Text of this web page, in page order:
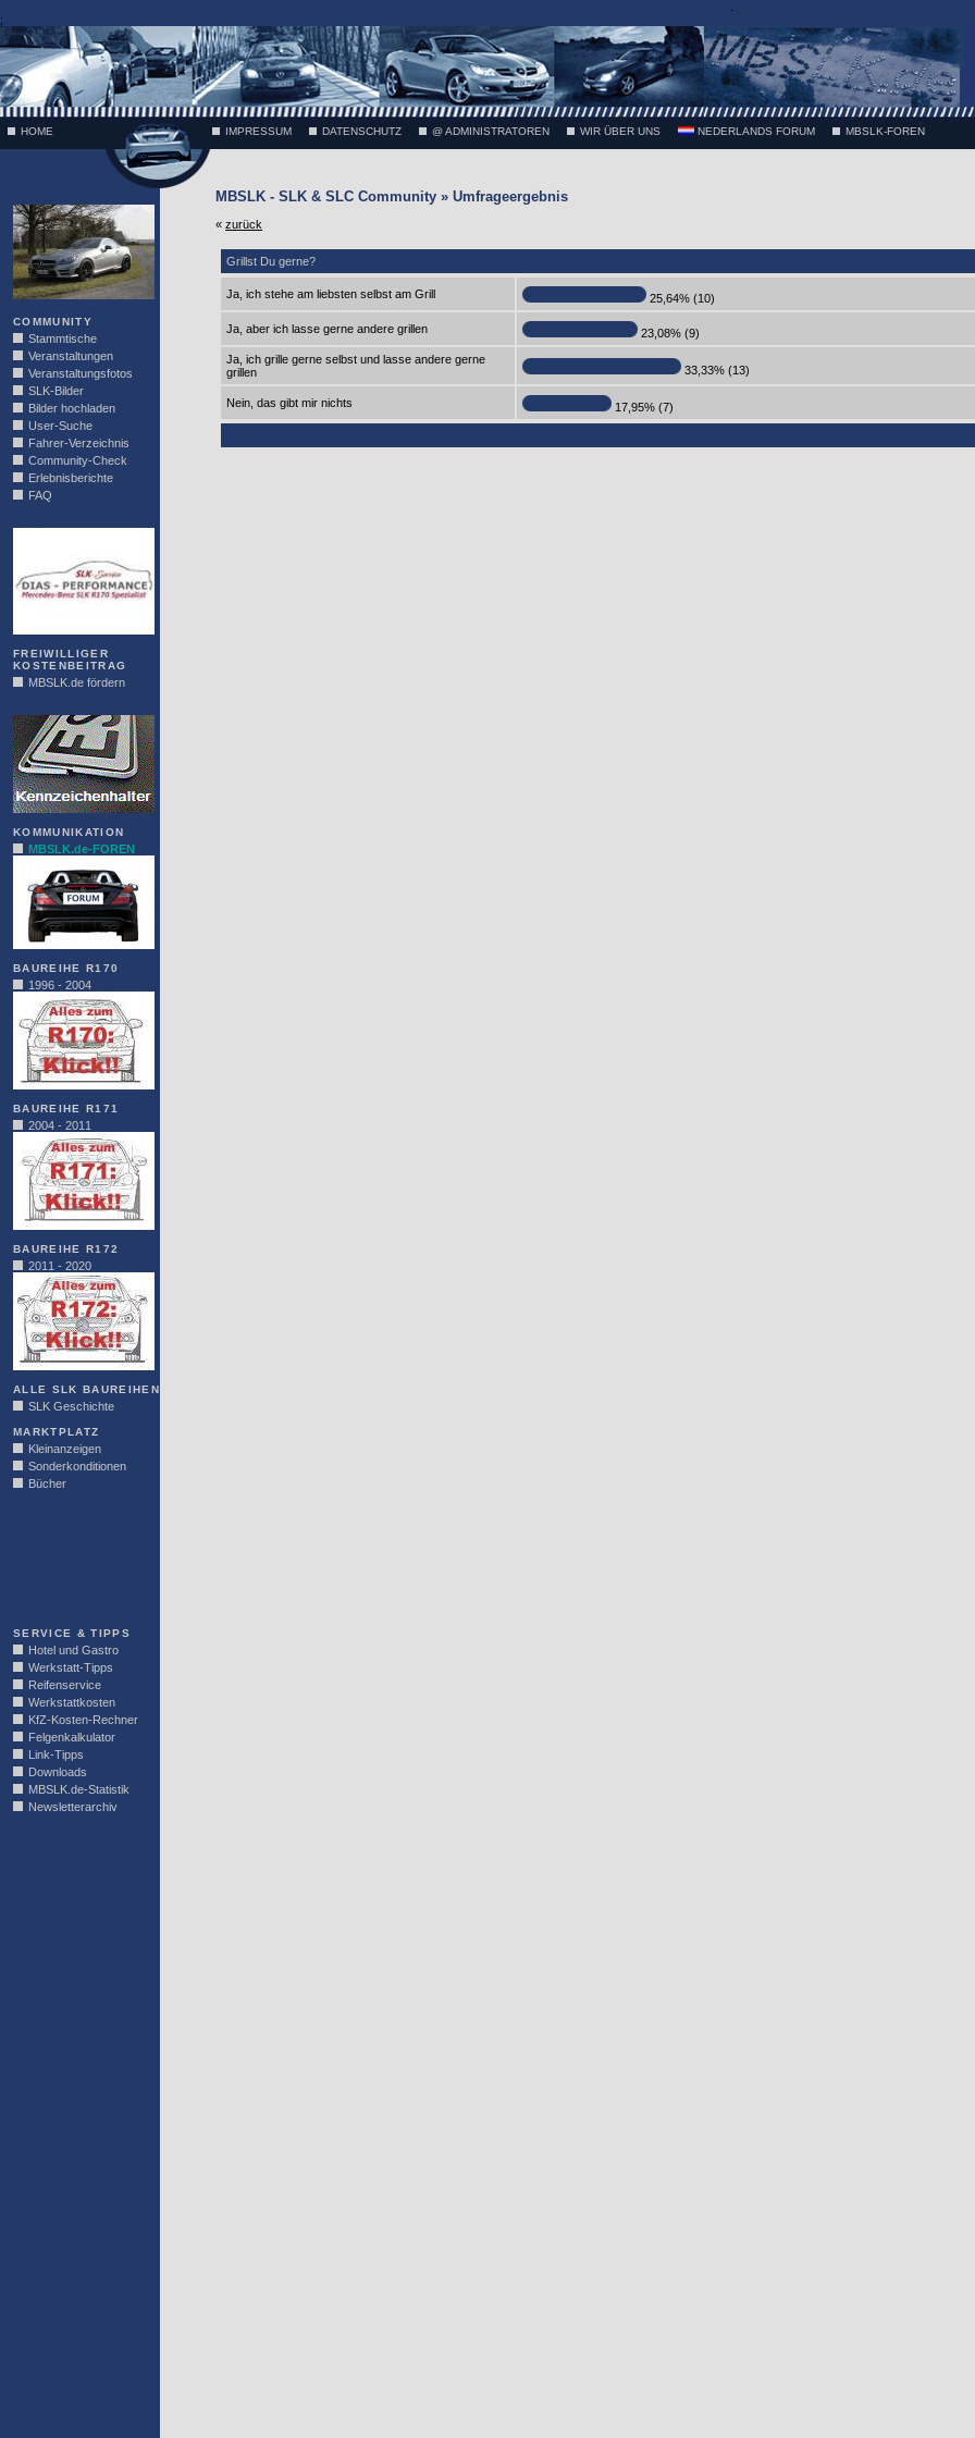
;
HOME IMPRESSUM DATENSCHUTZ @ ADMINISTRATOREN WIR ÜBER UNS NEDERLANDS FORUM MBSLK-FOREN
COMMUNITY
Stammtische
Veranstaltungen
Veranstaltungsfotos
SLK-Bilder
Bilder hochladen
User-Suche
Fahrer-Verzeichnis
Community-Check
Erlebnisberichte
FAQ
FREIWILLIGER
KOSTENBEITRAG
MBSLK.de fördern
KOMMUNIKATION
MBSLK.de-FOREN
BAUREIHE R170
1996 - 2004
BAUREIHE R171
2004 - 2011
BAUREIHE R172
2011 - 2020
ALLE SLK BAUREIHEN
SLK Geschichte
MARKTPLATZ
Kleinanzeigen
Sonderkonditionen
Bücher
SERVICE & TIPPS
Hotel und Gastro
Werkstatt-Tipps
Reifenservice
Werkstattkosten
KfZ-Kosten-Rechner
Felgenkalkulator
Link-Tipps
Downloads
MBSLK.de-Statistik
Newsletterarchiv
MBSLK - SLK & SLC Community » Umfrageergebnis
« zurück
Grillst Du gerne?
Ja, ich stehe am liebsten selbst am Grill 25,64% (10)
Ja, aber ich lasse gerne andere grillen
23,08% (9)
Ja, ich grille gerne selbst und lasse andere gerne
grillen
33,33% (13)
Nein, das gibt mir nichts 17,95% (7)